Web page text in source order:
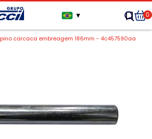
▼ 0
pino carcaca embreagem 186mm - 4c457590aa